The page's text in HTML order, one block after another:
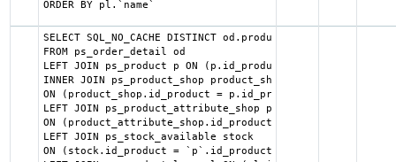
ORDER BY pl.`name`
SELECT SQL_NO_CACHE DISTINCT od.product_id
FROM ps_order_detail od
LEFT JOIN ps_product p ON (p.id_product = od.product_id)
INNER JOIN ps_product_shop product_shop
ON (product_shop.id_product = p.id_product AND
LEFT JOIN ps_product_attribute_shop
ON (product_attribute_shop.id_product_attribute =
LEFT JOIN ps_stock_available stock
ON (stock.id_product = `p`.id_product AND